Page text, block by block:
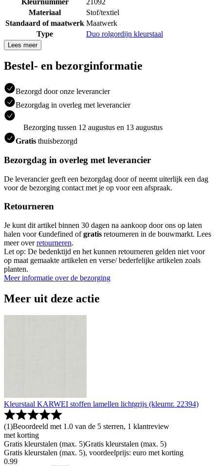
Materiaal
Stof/textiel
Standaard of maatwerk Maatwerk
Type
Duo rolgordijn kleurstaal
Lees meer
Bestel- en bezorginformatie
Bezorgd door onze leverancier
Bezorgdag in overleg met leverancier
Bezorging tussen 12 augustus en 13 augustus
Gratis thuisbezorgd
Bezorgdag in overleg met leverancier
De leverancier geeft een bezorgdag door of neemt uiterlijk een dag
voor de bezorging contact met je op voor een afspraak.
Retourneren
Je kunt dit artikel binnen 30 dagen na aankoop door ons op laten
halen voor €undefined ofgratis retourneren in de bouwmarkt. Lees
meer overretourneren.
Let op: De bedenktijd en het kunnen retourneren gelden niet voor
op maat gemaakte artikelen en verse/ bederfelijke artikelen zoals
planten.
Meer informatie over de bezorging
Meer uit deze actie
Kleurstaal KARWEI stoffen lamellen lichtgrijs (kleurnr. 22394)
(1)Beoordeeld met 1.0 van de 5 sterren, 1 klantreview
met korting
Gratis kleurstalen (max. 5)Gratis kleurstalen (max. 5)
Gratis kleurstalen (max. 5), voordeelprijs: euro met korting
0.99